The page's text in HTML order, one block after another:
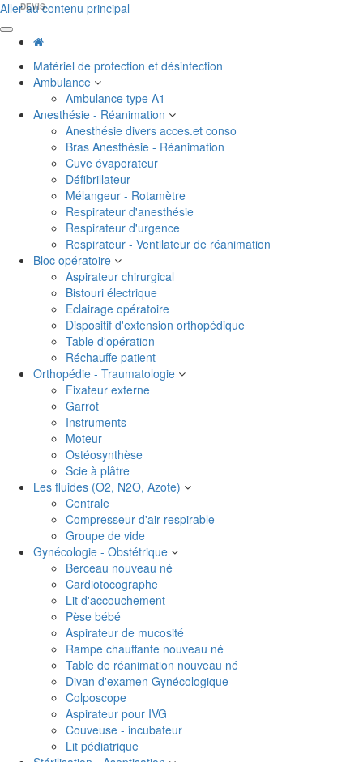
Aller au contenu principal
Matériel de protection et désinfection
Ambulance
Ambulance type A1
Anesthésie - Réanimation
Anesthésie divers acces.et conso
Bras Anesthésie - Réanimation
Cuve évaporateur
Défibrillateur
Mélangeur - Rotamètre
Respirateur d'anesthésie
Respirateur d'urgence
Respirateur - Ventilateur de réanimation
Bloc opératoire
Aspirateur chirurgical
Bistouri électrique
Eclairage opératoire
Dispositif d'extension orthopédique
Table d'opération
Réchauffe patient
Orthopédie - Traumatologie
Fixateur externe
Garrot
Instruments
Moteur
Ostéosynthèse
Scie à plâtre
Les fluides (O2, N2O, Azote)
Centrale
Compresseur d'air respirable
Groupe de vide
Gynécologie - Obstétrique
Berceau nouveau né
Cardiotocographe
Lit d'accouchement
Pèse bébé
Aspirateur de mucosité
Rampe chauffante nouveau né
Table de réanimation nouveau né
Divan d'examen Gynécologique
Colposcope
Aspirateur pour IVG
Couveuse - incubateur
Lit pédiatrique
DEVIS